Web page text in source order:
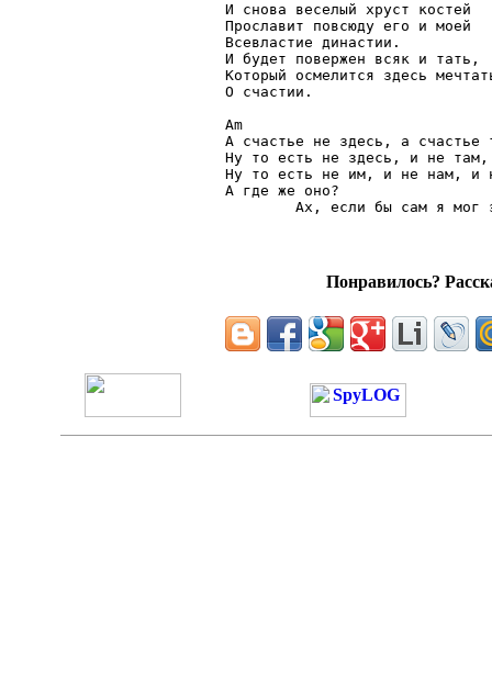
И снова веселый хруст костей
Прославит повсюду его и моей
Всевластие династии.
И будет повержен всяк и тать,
Который осмелится здесь
О счастии.
Am
А счастье не здесь, а счастье
Ну то есть не здесь, и не
Ну то есть не им, и не нам, и
А где же оно?
Понравилось?